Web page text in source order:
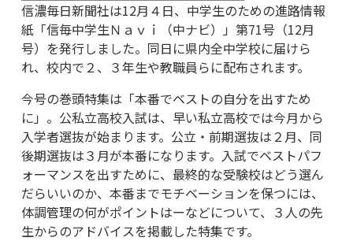
信濃毎日新聞社は12月４日、中学生のための進路情報
紙「信毎中学生Ｎａｖｉ（中ナビ）」第71号（12月
号）を発行しました。同日に県内全中学校に届けら
れ、校内で２、３年生や教職員らに配布されます。
今号の巻頭特集は「本番でベストの自分を出すため
に」。公私立高校入試は、早い私立高校では今月から
入学者選抜が始まります。公立・前期選抜は２月、同
後期選抜は３月が本番になります。入試でベストパフ
ォーマンスを出すために、最終的な受験校はどう選ん
だらいいのか、本番までモチベーションを保つには、
体調管理の何がポイントはーなどについて、３人の先
生からのアドバイスを掲載した特集です。